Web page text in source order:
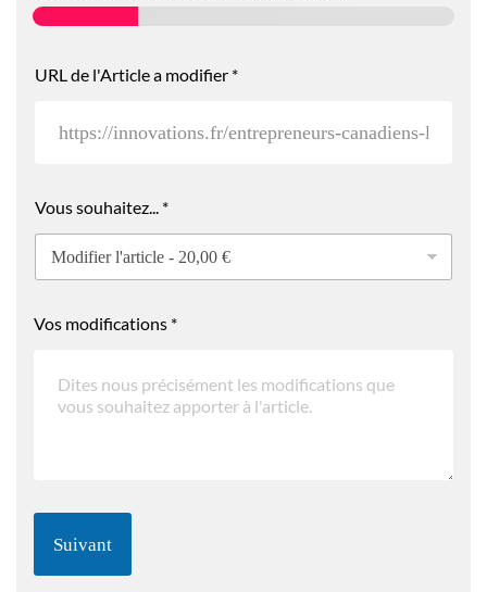
t
a
e
t
URL de l'Article a modifier *
Vous souhaitez... *
Vos modifications *
Suivant